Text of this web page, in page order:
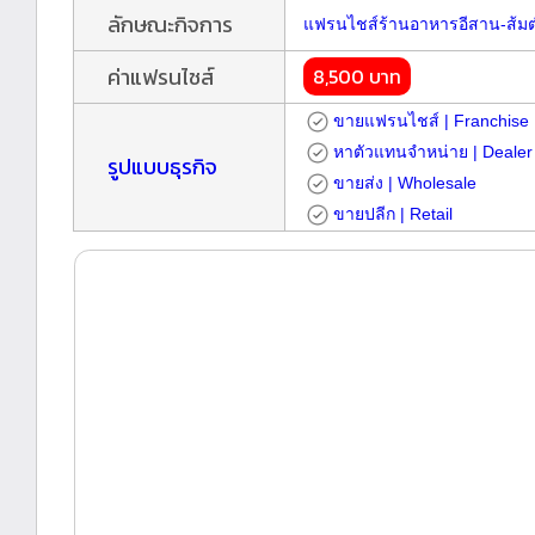
ลักษณะกิจการ แฟรนไชส์ร้านอาหารอีสาน-ส้ม
ค่าแฟรนไชส์ 8,500 บาท
รูปแบบธุรกิจ
ขายแฟรนไชส์ | Franchise
หาตัวแทนจำหน่าย | Dealer
ขายส่ง | Wholesale
ขายปลีก | Retail